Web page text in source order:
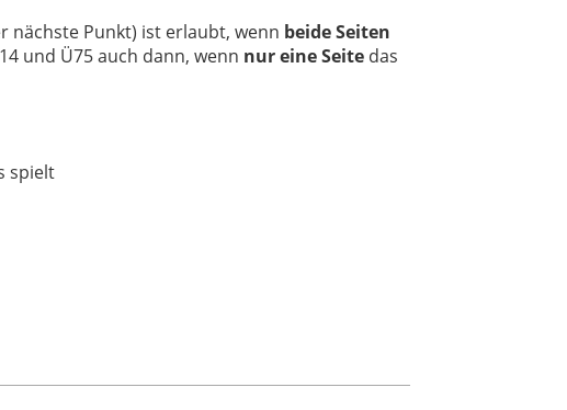
nächste Punkt) ist erlaubt, wenn beide Seiten
und Ü75 auch dann, wenn nur eine Seitedas
spielt